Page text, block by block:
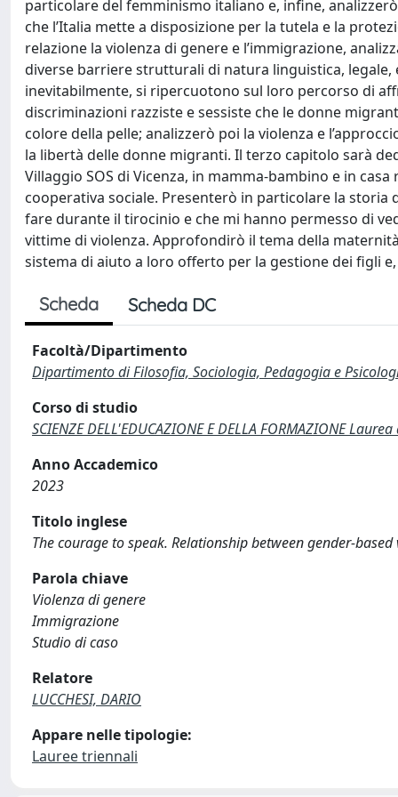
particolare del femminismo italiano e, infine,
che l’Italia mette a disposizione per la tutela e la
relazione la violenza di genere e l’immigrazione,
diverse barriere strutturali di natura linguistica,
inevitabilmente, si ripercuotono sul loro percorso di
discriminazioni razziste e sessiste che le donne
colore della pelle; analizzerò poi la violenza e
la libertà delle donne migranti. Il terzo capitolo sarà
Villaggio SOS di Vicenza, in mamma-bambino e in
cooperativa sociale. Presenterò in particolare la
fare durante il tirocinio e che mi hanno permesso di
vittime di violenza. Approfondirò il tema della
sistema di aiuto a loro offerto per la gestione dei figli
Scheda Scheda DC
Facoltà/Dipartimento
Dipartimento di Filosofia, Sociologia, Pedagogia e
Corso di studio
SCIENZE DELL'EDUCAZIONE E DELLA FORMAZIONE
Anno Accademico
2023
Titolo inglese
The courage to speak. Relationship between gender-
Parola chiave
Violenza di genere
Immigrazione
Studio di caso
Relatore
LUCCHESI, DARIO
Appare nelle tipologie:
Lauree triennali